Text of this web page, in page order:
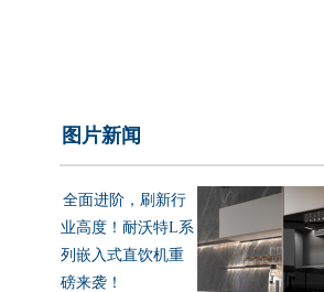
图片新闻
全面进阶，刷新行
业高度！耐沃特L系
列嵌入式直饮机重
磅来袭！